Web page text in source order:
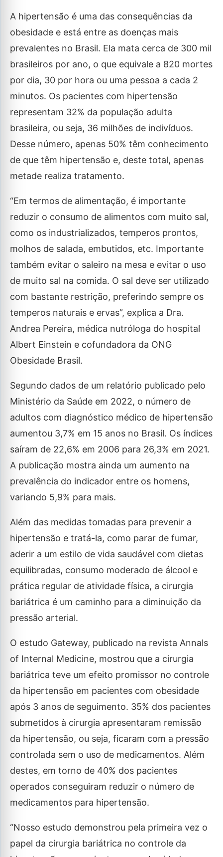
A hipertensão é uma das consequências da
obesidade e está entre as doenças mais
prevalentes no Brasil. Ela mata cerca de 300 mil
brasileiros por ano, o que equivale a 820 mortes
por dia, 30 por hora ou uma pessoa a cada 2
minutos. Os pacientes com hipertensão
representam 32% da população adulta
brasileira, ou seja, 36 milhões de indivíduos.
Desse número, apenas 50% têm conhecimento
de que têm hipertensão e, deste total, apenas
metade realiza tratamento.
“Em termos de alimentação, é importante
reduzir o consumo de alimentos com muito sal,
como os industrializados, temperos prontos,
molhos de salada, embutidos, etc. Importante
também evitar o saleiro na mesa e evitar o uso
de muito sal na comida. O sal deve ser utilizado
com bastante restrição, preferindo sempre os
temperos naturais e ervas”, explica a Dra.
Andrea Pereira, médica nutróloga do hospital
Albert Einstein e cofundadora da ONG
Obesidade Brasil.
Segundo dados de um relatório publicado pelo
Ministério da Saúde em 2022, o número de
adultos com diagnóstico médico de hipertensão
aumentou 3,7% em 15 anos no Brasil. Os índices
saíram de 22,6% em 2006 para 26,3% em 2021.
A publicação mostra ainda um aumento na
prevalência do indicador entre os homens,
variando 5,9% para mais.
Além das medidas tomadas para prevenir a
hipertensão e tratá-la, como parar de fumar,
aderir a um estilo de vida saudável com dietas
equilibradas, consumo moderado de álcool e
prática regular de atividade física, a cirurgia
bariátrica é um caminho para a diminuição da
pressão arterial.
O estudo Gateway, publicado na revista Annals
of Internal Medicine, mostrou que a cirurgia
bariátrica teve um efeito promissor no controle
da hipertensão em pacientes com obesidade
após 3 anos de seguimento. 35% dos pacientes
submetidos à cirurgia apresentaram remissão
da hipertensão, ou seja, ficaram com a pressão
controlada sem o uso de medicamentos. Além
destes, em torno de 40% dos pacientes
operados conseguiram reduzir o número de
medicamentos para hipertensão.
“Nosso estudo demonstrou pela primeira vez o
papel da cirurgia bariátrica no controle da